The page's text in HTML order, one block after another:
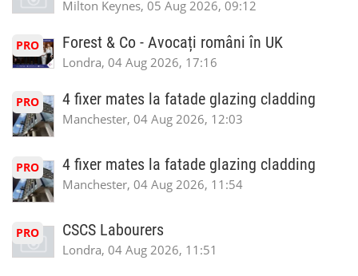
Milton Keynes, 05 Aug 2026, 09:12
PRO Forest & Co - Avocați români în UK
Londra, 04 Aug 2026, 17:16
PRO 4 fixer mates la fatade glazing cladding
Manchester, 04 Aug 2026, 12:03
PRO 4 fixer mates la fatade glazing cladding
Manchester, 04 Aug 2026, 11:54
PRO CSCS Labourers
Londra, 04 Aug 2026, 11:51